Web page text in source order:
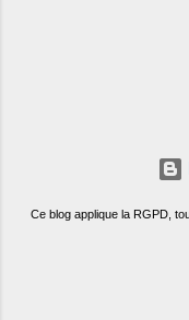
Ce blog applique la RGPD,